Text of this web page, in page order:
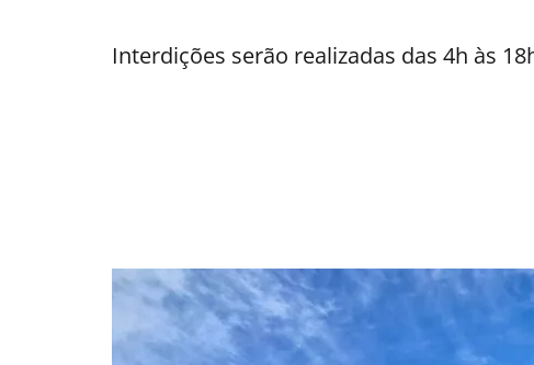
Interdições serão realizadas das 4h às